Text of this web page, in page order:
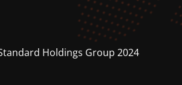
Holdings Group 2024